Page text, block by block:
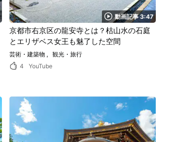
動画記事 3:47
京都市右京区の龍安寺とは？枯山水の石庭
とエリザベス女王も魅了した空間
芸術・建築物
観光・旅行
4
YouTube